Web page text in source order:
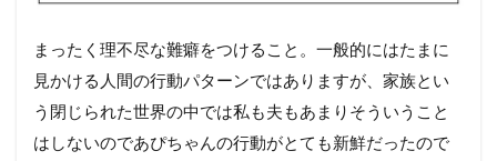
まったく理不尽な難癖をつけること。一般的にはたまに
見かける人間の行動パターンではありますが、家族とい
う閉じられた世界の中では私も夫もあまりそういうこと
はしないのであぴちゃんの行動がとても新鮮だったので